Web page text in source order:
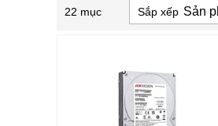
22 mục Sắp xếp